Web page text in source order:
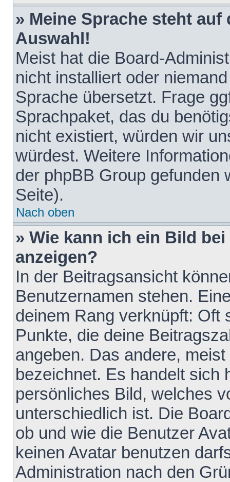
» Meine Sprache steht
Auswahl!
Meist hat die Board-
nicht installiert oder
Sprache übersetzt. Frage
Sprachpaket, das du
nicht existiert, würden wir
würdest. Weitere
der phpBB Group gefunden
Seite).
Nach oben
» Wie kann ich ein Bild
anzeigen?
In der Beitragsansicht
Benutzernamen stehen.
deinem Rang verknüpft: Oft
Punkte, die deine
angeben. Das andere,
bezeichnet. Es handelt sich
persönliches Bild, welches
unterschiedlich ist. Die
ob und wie die Benutzer
keinen Avatar benutzen
Administration nach den